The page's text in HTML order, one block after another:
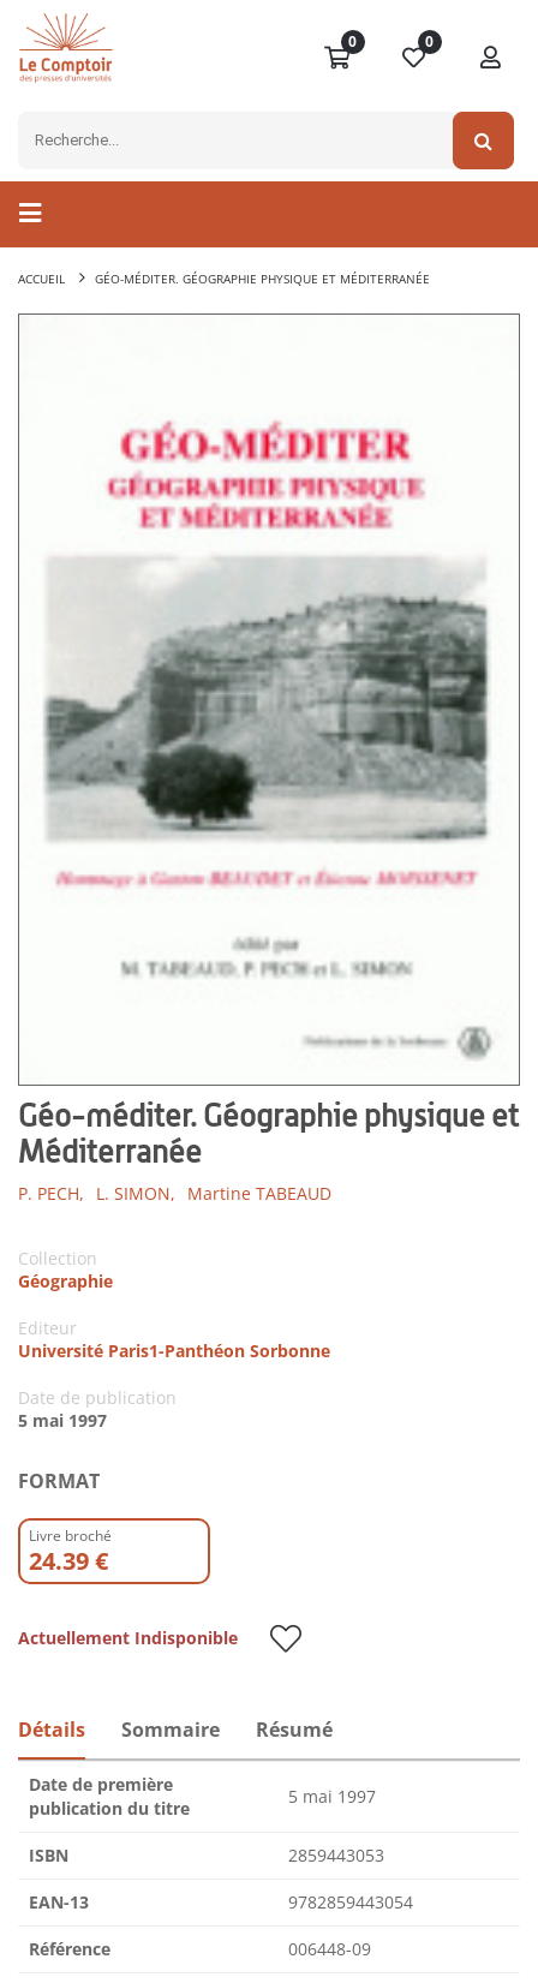
0 0
ACCUEIL GÉO-MÉDITER. GÉOGRAPHIE PHYSIQUE ET MÉDITERRANÉE
Géo-méditer. Géographie physique et
Méditerranée
P. PECH, L. SIMON, Martine TABEAUD
Collection
Géographie
Editeur
Université Paris1-Panthéon Sorbonne
Date de publication
5 mai 1997
FORMAT
Livre broché
24.39 €
Actuellement Indisponible
Détails Sommaire Résumé
Date de première
publication du titre
5 mai 1997
ISBN 2859443053
EAN-13 9782859443054
Référence 006448-09